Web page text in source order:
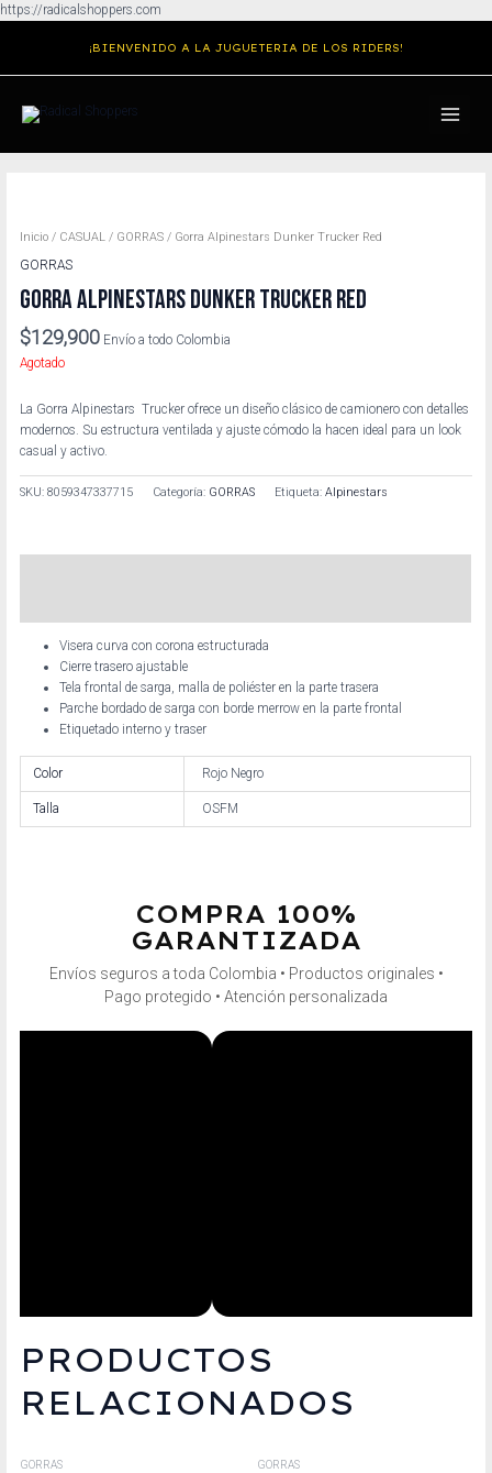
https://radicalshoppers.com
contenido
¡BIENVENIDO A LA JUGUETERIA DE LOS RIDERS!
MENU
Inicio / CASUAL / GORRAS / Gorra Alpinestars Dunker Trucker Red
GORRAS
GORRA ALPINESTARS DUNKER TRUCKER RED
$129,900 Envío a todo Colombia
Agotado
La Gorra Alpinestars Trucker ofrece un diseño clásico de camionero con detalles
modernos. Su estructura ventilada y ajuste cómodo la hacen ideal para un look
casual y activo.
SKU:8059347337715 Categoría: GORRAS Etiqueta:Alpinestars
Visera curva con corona estructurada
Cierre trasero ajustable
Tela frontal de sarga, malla de poliéster en la parte trasera
Parche bordado de sarga con borde merrow en la parte frontal
Etiquetado interno y traser
Color Rojo Negro
Talla OSFM
COMPRA 100%
GARANTIZADA
Envíos seguros a toda Colombia • Productos originales •
Pago protegido • Atención personalizada
PRODUCTOS
RELACIONADOS
GORRAS GORRAS